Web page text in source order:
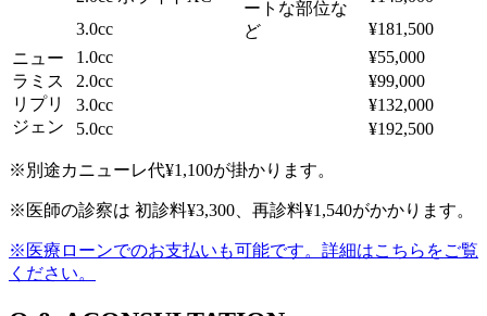
ートな部位な
ど
3.0cc
¥181,500
ニュー
ラミス
リプリ
ジェン
1.0cc
¥55,000
2.0cc
¥99,000
3.0cc
¥132,000
5.0cc
¥192,500
※別途カニューレ代¥1,100が掛かります。
※医師の診察は 初診料¥3,300、再診料¥1,540がかかります。
※医療ローンでのお支払いも可能です。詳細はこちらをご覧
ください。